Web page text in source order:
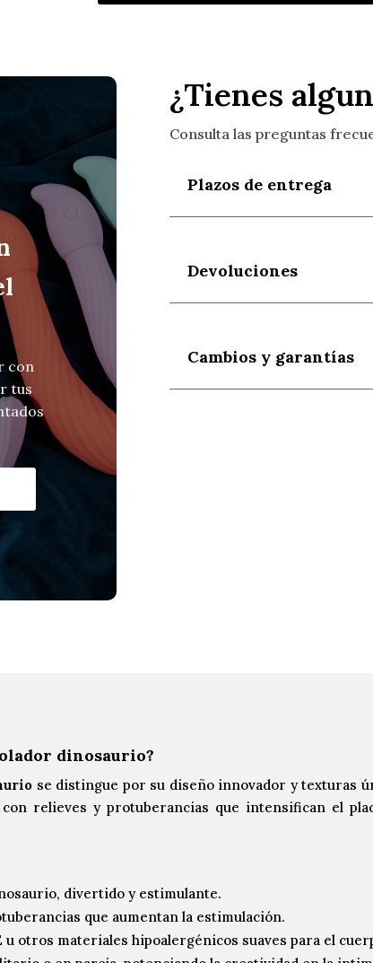
con
tus
¿Tienes
Consulta las preguntas
Plazos de entrega
Devoluciones
Cambios y garantías
dinosaurio?
se distingue por su diseño innovador y texturas
relieves y protuberancias que intensifican el
divertido y estimulante.
que aumentan la estimulación.
u otros materiales hipoalergénicos suaves para el